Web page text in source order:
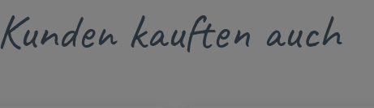
Kunden kauften auch